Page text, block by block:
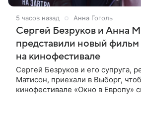
5 часов назад Анна Гоголь
Сергей Безруков и Анна
представили новый фильм
на кинофестивале
Сергей Безруков и его супруга,
Матисон, приехали в Выборг,
кинофестивале «Окно в Европу»